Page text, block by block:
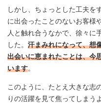
しかし、ちょっとした工夫を
に出会ったことのないお客様
人と触れ合うなかで、徐々に
した。 汗まみれになって、想
出会いに恵まれたことは、今
います。
このように、たとえ大きな志
りの活躍を見て焦ってしまう